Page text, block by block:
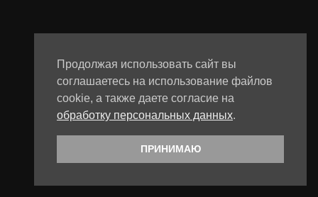
Продолжая использовать сайт вы
соглашаетесь на использование файлов
cookie, а также даете согласие на
обработку персональных данных.
ПРИНИМАЮ